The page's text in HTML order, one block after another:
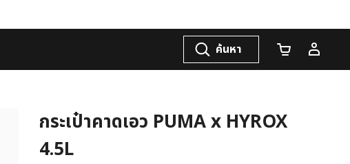
ค้นหา จำนวนรถเข็น
กระเป๋าคาดเอว PUMA x HYROX
4.5L